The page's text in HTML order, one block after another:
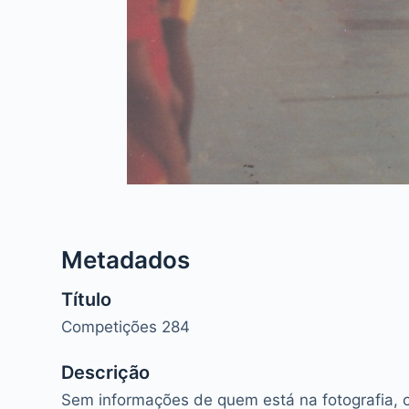
Metadados
Título
Competições 284
Descrição
Sem informações de quem está na fotografia,